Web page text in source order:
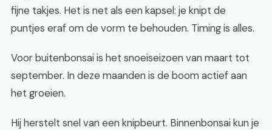
fijne takjes. Het is net als een kapsel: je knipt de
puntjes eraf om de vorm te behouden. Timing is alles.
Voor buitenbonsai is het snoeiseizoen van maart tot
september. In deze maanden is de boom actief aan
het groeien.
Hij herstelt snel van een knipbeurt. Binnenbonsai kun je